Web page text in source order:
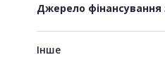
Джерело фінансування
Інше